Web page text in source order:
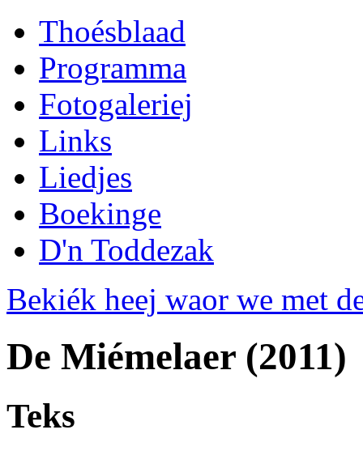
Thoésblaad
Programma
Fotogaleriej
Links
Liedjes
Boekinge
D'n Toddezak
Bekiék heej waor we met
De Miémelaer (2011)
Teks